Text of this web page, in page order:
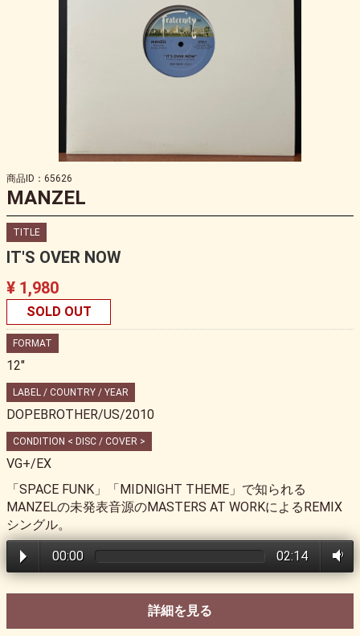
商品ID：65626
MANZEL
TITLE
IT'S OVER NOW
¥ 1,980
SOLD OUT
FORMAT
12"
LABEL / COUNTRY / YEAR
DOPEBROTHER/US/2010
CONDITION < DISC / COVER >
VG+/EX
「SPACE FUNK」「MIDNIGHT THEME」で知られる
MANZELの未発表音源のMASTERS AT WORKによるREMIX
シングル。
00:00 02:14
詳細を見る